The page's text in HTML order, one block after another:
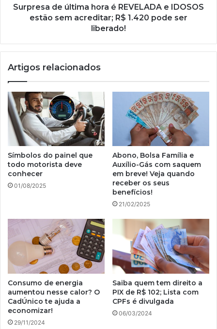
sem
acreditar;
pode
liberado!
Surpresa de última hora é REVELADA e IDOSOS
estão sem acreditar; R$ 1.420 pode ser
liberado!
Artigos relacionados
Símbolos do painel que
todo motorista deve
conhecer
01/08/2025
Abono, Bolsa Família e
Auxílio-Gás com saquem
em breve! Veja quando
receber os seus
benefícios!
21/02/2025
Consumo de energia
aumentou nesse calor? O
CadÚnico te ajuda a
economizar!
29/11/2024
Saiba quem tem direito a
PIX de R$ 102; Lista com
CPFs é divulgada
06/03/2024